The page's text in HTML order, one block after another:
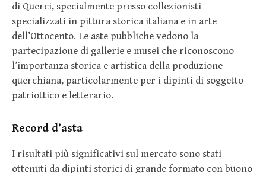
di Querci, specialmente presso collezionisti
specializzati in pittura storica italiana e in arte
dell’Ottocento. Le aste pubbliche vedono la
partecipazione di gallerie e musei che riconoscono
l’importanza storica e artistica della produzione
querchiana, particolarmente per i dipinti di soggetto
patriottico e letterario.
Record d’asta
I risultati più significativi sul mercato sono stati
ottenuti da dipinti storici di grande formato con buono